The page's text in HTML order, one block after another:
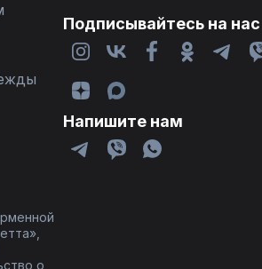
Подписывайтесь на нас
Напишите нам
о